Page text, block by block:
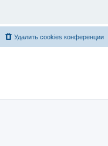
Удалить cookies конференции